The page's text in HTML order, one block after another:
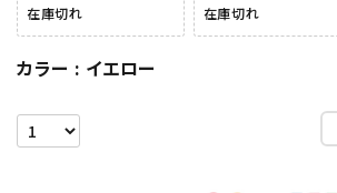
在庫切れ 在庫切れ
カラー イエロー